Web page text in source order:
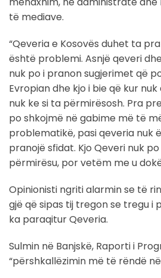
të mediave.
“Qeveria e Kosovës duhet ta
është problemi. Asnjë qeveri
nuk po i pranon sugjerimet që
Evropian dhe kjo i bie që kur
nuk ke si ta përmirësosh. Pra
po shkojmë në gabime më të
problematikë, pasi qeveria nuk
pranojë sfidat. Kjo Qeveri nuk
përmirësu, por vetëm me u
Opinionisti ngriti alarmin se të
gjë që sipas tij tregon se tregu i
ka paraqitur Qeveria.
Sulmin në Banjskë, Raporti i
“përshkallëzimin më të rëndë